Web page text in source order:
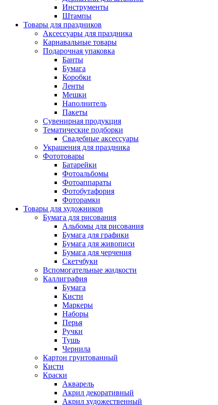
Инструменты
Штампы
Товары для праздников
Аксессуары для праздника
Карнавальные товары
Подарочная упаковка
Банты
Бумага
Коробки
Ленты
Мешки
Наполнитель
Пакеты
Сувенирная продукция
Тематические подборки
Свадебные аксессуары
Украшения для праздника
Фототовары
Батарейки
Фотоальбомы
Фотоаппараты
Фотобутафория
Фоторамки
Товары для художников
Бумага для рисования
Альбомы для рисования
Бумага для графики
Бумага для живописи
Бумага для черчения
Скетчбуки
Вспомогательные жидкости
Каллиграфия
Бумага
Кисти
Маркеры
Наборы
Перья
Ручки
Тушь
Чернила
Картон грунтованный
Кисти
Краски
Акварель
Акрил декоративный
Акрил художественный